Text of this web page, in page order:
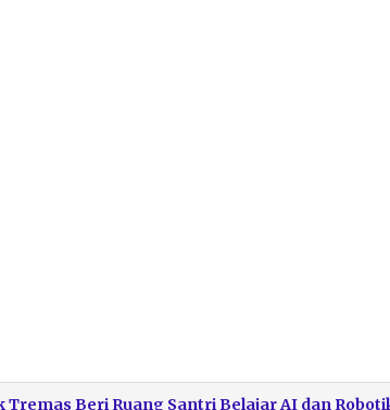
Beri Ruang Santri Belajar AI dan